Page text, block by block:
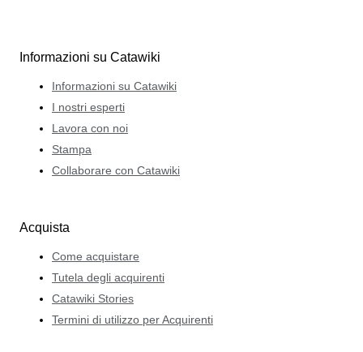
Informazioni su Catawiki
Informazioni su Catawiki
I nostri esperti
Lavora con noi
Stampa
Collaborare con Catawiki
Acquista
Come acquistare
Tutela degli acquirenti
Catawiki Stories
Termini di utilizzo per Acquirenti